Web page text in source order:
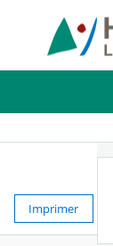
Imprimer